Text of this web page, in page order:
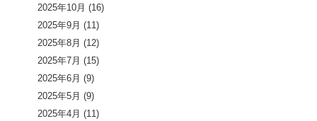
2025年10月 (16)
2025年9月 (11)
2025年8月 (12)
2025年7月 (15)
2025年6月 (9)
2025年5月 (9)
2025年4月 (11)